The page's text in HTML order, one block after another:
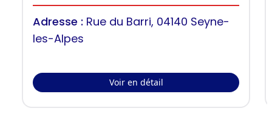
Seyne-les-Alpes
Adresse : Rue du Barri, 04140 Seyne-
les-Alpes
Voir en détail